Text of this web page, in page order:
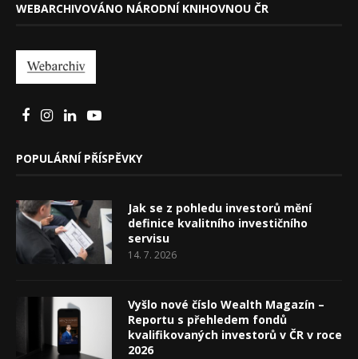
WEBARCHIVOVÁNO NÁRODNÍ KNIHOVNOU ČR
POPULÁRNÍ PŘÍSPĚVKY
Jak se z pohledu investorů mění
definice kvalitního investičního
servisu
14. 7. 2026
Vyšlo nové číslo Wealth Magazín –
Reportu s přehledem fondů
kvalifikovaných investorů v ČR v roce
2026